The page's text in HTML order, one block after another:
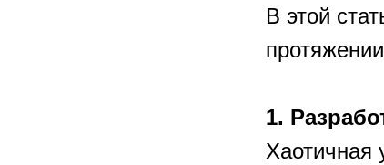
В этой
1.
Хаотичная